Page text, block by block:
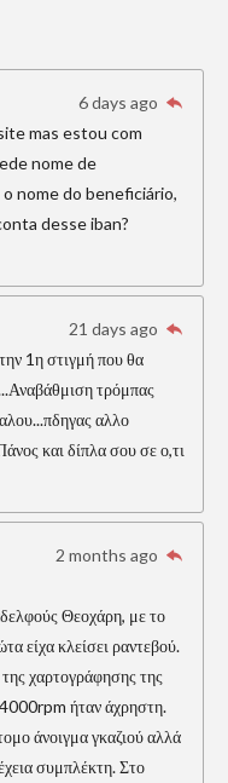
6 days ago
mas estou com
nome de
nome do beneficiário,
desse iban?
21 days ago
1η στιγμή που θα
τρόμπας
αλλο
και δίπλα σου σε ο,τι
2 months ago
Θεοχάρη, με το
κλείσει ραντεβού.
χαρτογράφησης της
ήταν άχρηστη.
άνοιγμα γκαζιού αλλά
συμπλέκτη. Στο